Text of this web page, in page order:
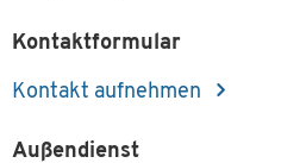
Kontaktformular
Kontakt aufnehmen
Außendienst